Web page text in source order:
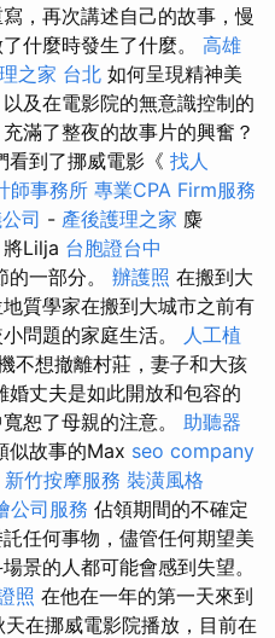
，再次講述自己的故事，慢
什麼時發生了什麼。 高雄
之家 台北 如何呈現精神美
及在電影院的無意識控制的
滿了整夜的故事片的興奮？
看到了挪威電影《 找人
師事務所 專業CPA Firm服務
司 - 產後護理之家 麋
Lilja 台胞證台中
一部分。 辦護照 在搬到大
質學家在搬到大城市之前有
問題的家庭生活。 人工植
不想撤離村莊，妻子和大孩
丈夫是如此開放和包容的
恕了母親的注意。 助聽器
似故事的Max seo company
新竹按摩服務 裝潢風格
公司服務 佔領期間的不確定
任何事物，儘管任何期望美
景的人都可能會感到失望。
照 在他在一年的第一天來到
在挪威電影院播放，目前在